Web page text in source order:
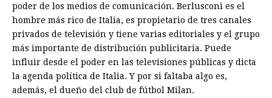
poder de los medios de comunicación. Berlusconi es el
hombre más rico de Italia, es propietario de tres canales
privados de televisión y tiene varias editoriales y el grupo
más importante de distribución publicitaria. Puede
influir desde el poder en las televisiones públicas y dicta
la agenda política de Italia. Y por si faltaba algo es,
además, el dueño del club de fútbol Milan.